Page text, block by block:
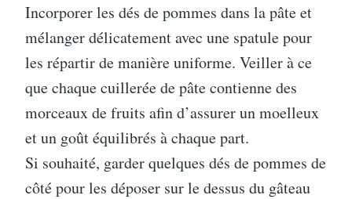
Incorporer les dés de pommes dans la pâte et
mélanger délicatement avec une spatule pour
les répartir de manière uniforme. Veiller à ce
que chaque cuillerée de pâte contienne des
morceaux de fruits afin d’assurer un moelleux
et un goût équilibrés à chaque part.
Si souhaité, garder quelques dés de pommes de
côté pour les déposer sur le dessus du gâteau